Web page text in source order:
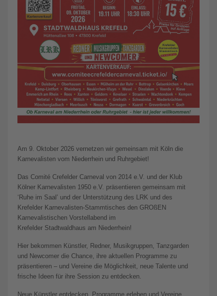
Am 9. Oktober 2026 vernetzen wir gemeinsam mit Köln die
Karnevalisten vom Niederrhein und Ruhrgebiet!
Das Comité Crefelder Carneval von 2014 e.V. und der Klub
Kölner Karnevalisten 1950 e.V. präsentieren gemeinsam mit
‘Ruhe im Saal’ und der Unterstützung des LRK und des
Krefelder Karnevalisten-Stammtisches den GROßEN
Karnevalistischen Vorstellabend im
Krefelder Stadtwaldhaus am Niederrhein!
Hier bekommen Künstler, Redner, Musikgruppen, Tanzgarden
und Newcomer die Chance, ihre aktuellen Programme zu
präsentieren – und Vereine die Möglichkeit, neue Talente und
frische Ideen für ihre Session zu entdecken.
Neue Künstler entdecken, Programme erleben und Vereine